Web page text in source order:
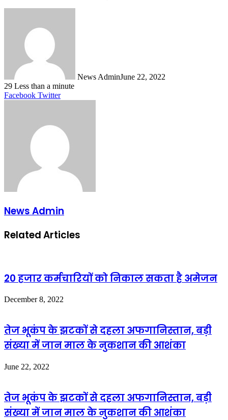
News AdminJune 22, 2022
29 Less than a minute
Facebook TwitterLinkedIn
Tumblr
Pinterest
Reddit
VKontakte
Share
Print
News Admin
Related Articles
20 हजार कर्मचारियों को निकाल सकता है अमेजन
December 8, 2022
तेज भूकंप के झटकों से दहला अफगानिस्तान, बड़ी
संख्या में जान माल के नुकशान की आशंका
June 22, 2022
तेज भूकंप के झटकों से दहला अफगानिस्तान, बड़ी
संख्या में जान माल के नुकशान की आशंका